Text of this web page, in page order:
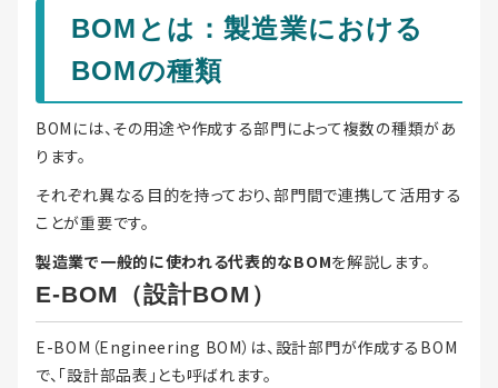
BOMとは：製造業における
BOMの種類
BOMには、その用途や作成する部門によって複数の種類があ
ります。
それぞれ異なる目的を持っており、部門間で連携して活用する
ことが重要です。
製造業で一般的に使われる代表的なBOMを解説します。
E-BOM（設計BOM）
E-BOM（Engineering BOM）は、設計部門が作成するBOM
で、「設計部品表」とも呼ばれます。